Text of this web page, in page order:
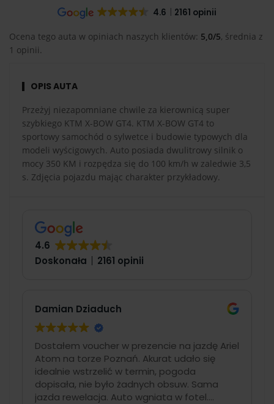
4.6 2161 opinii
Ocena tego auta w opiniach naszych klientów: 5,0/5, średnia z
1 opinii.
OPIS AUTA
Przeżyj niezapomniane chwile za kierownicą super
szybkiego KTM X-BOW GT4. KTM X-BOW GT4 to
sportowy samochód o sylwetce i budowie typowych dla
modeli wyścigowych. Auto posiada dwulitrowy silnik o
mocy 350 KM i rozpędza się do 100 km/h w zaledwie 3,5
s. Zdjęcia pojazdu mając charakter przykładowy.
4.6
Doskonała
2161 opinii
Damian Dziaduch
Dostałem voucher w prezencie na jazdę Ariel
Atom na torze Poznań. Akurat udało się
idealnie wstrzelić w termin, pogoda
dopisała, nie było żadnych obsuw. Sama
jazda rewelacja. Auto wgniata w fotel.